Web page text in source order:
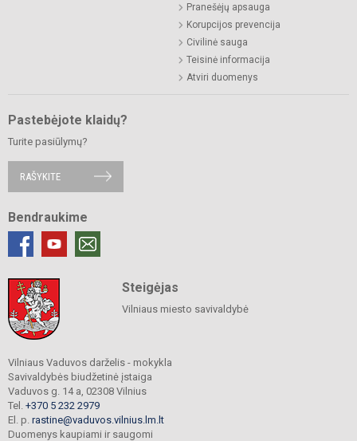
Pranešėjų apsauga
Korupcijos prevencija
Civilinė sauga
Teisinė informacija
Atviri duomenys
Pastebėjote klaidų?
Turite pasiūlymų?
RAŠYKITE
Bendraukime
Steigėjas
Vilniaus miesto savivaldybė
Vilniaus Vaduvos darželis - mokykla
Savivaldybės biudžetinė įstaiga
Vaduvos g. 14 a, 02308 Vilnius
Tel. +370 5 232 2979
El. p. rastine@vaduvos.vilnius.lm.lt
Duomenys kaupiami ir saugomi